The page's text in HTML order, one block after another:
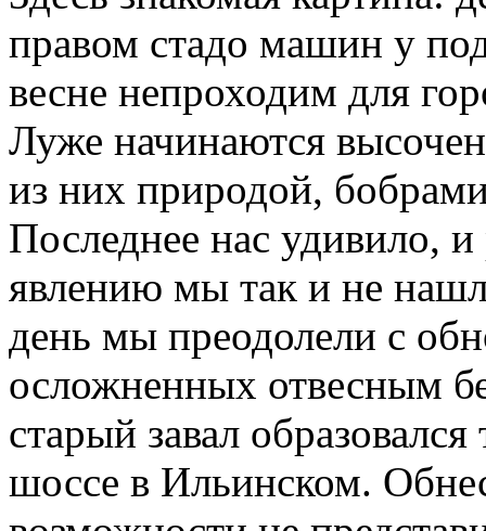
правом стадо машин у
весне непроходим для
Луже начинаются
из них природой,
Последнее нас удивило,
явлению мы так и не
день мы преодолели с
осложненных отвесным
старый завал
шоссе в Ильинском.